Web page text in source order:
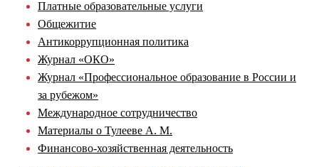
Платные образовательные услуги
Общежитие
Антикоррупционная политика
Журнал «ОКО»
Журнал «Профессиональное образование в России и
за рубежом»
Международное сотрудничество
Материалы о Тулееве А. М.
Финансово-хозяйственная деятельность